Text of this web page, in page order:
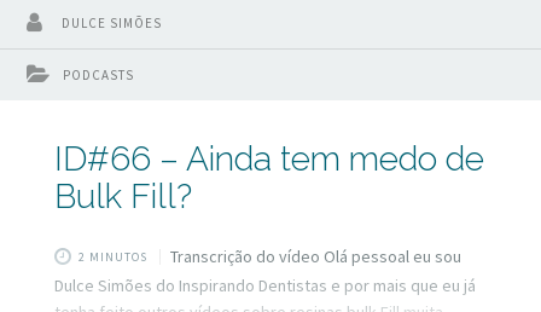
PODCASTS
DULCE SIMÕES
ID#66 – Ainda tem medo de
Bulk Fill?
2 MINUTOS
Transcrição do vídeo Olá pessoal eu sou
Dulce Simões do Inspirando Dentistas e por mais que eu já